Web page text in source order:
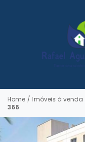
Home / Imóveis à venda
366